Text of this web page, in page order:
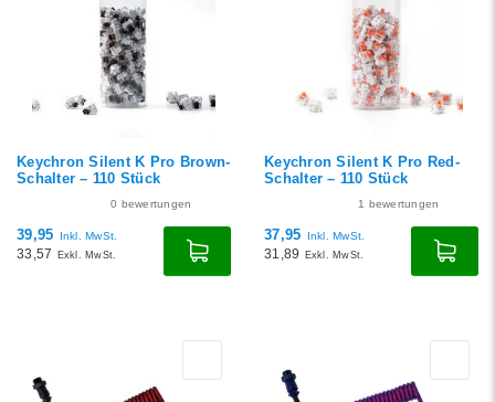
Keychron Silent K Pro Brown-
Schalter – 110 Stück
0 bewertungen
39,95 Inkl. MwSt.
33,57 Exkl. MwSt.
Keychron Silent K Pro Red-
Schalter – 110 Stück
1 bewertungen
37,95 Inkl. MwSt.
31,89 Exkl. MwSt.